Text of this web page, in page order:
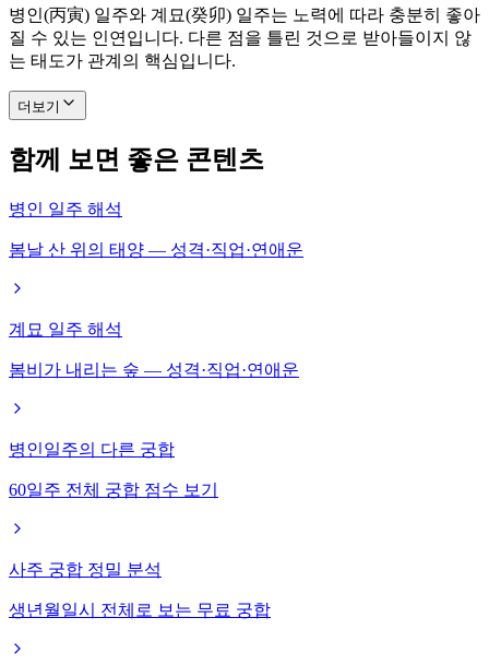
병인(丙寅) 일주와 계묘(癸卯) 일주는 노력에 따라 충분히 좋아
질 수 있는 인연입니다. 다른 점을 틀린 것으로 받아들이지 않
는 태도가 관계의 핵심입니다.
더보기
함께 보면 좋은 콘텐츠
병인 일주 해석
봄날 산 위의 태양 — 성격·직업·연애운
계묘 일주 해석
봄비가 내리는 숲 — 성격·직업·연애운
병인일주의 다른 궁합
60일주 전체 궁합 점수 보기
사주 궁합 정밀 분석
생년월일시 전체로 보는 무료 궁합